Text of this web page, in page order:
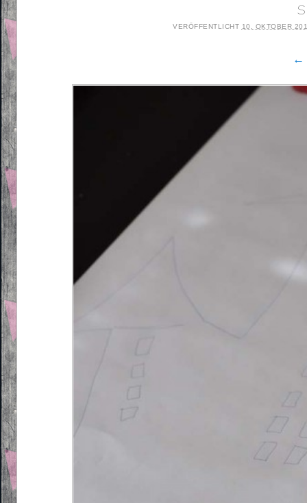
VERÖFFENTLICHT 10. OKTOBER
←